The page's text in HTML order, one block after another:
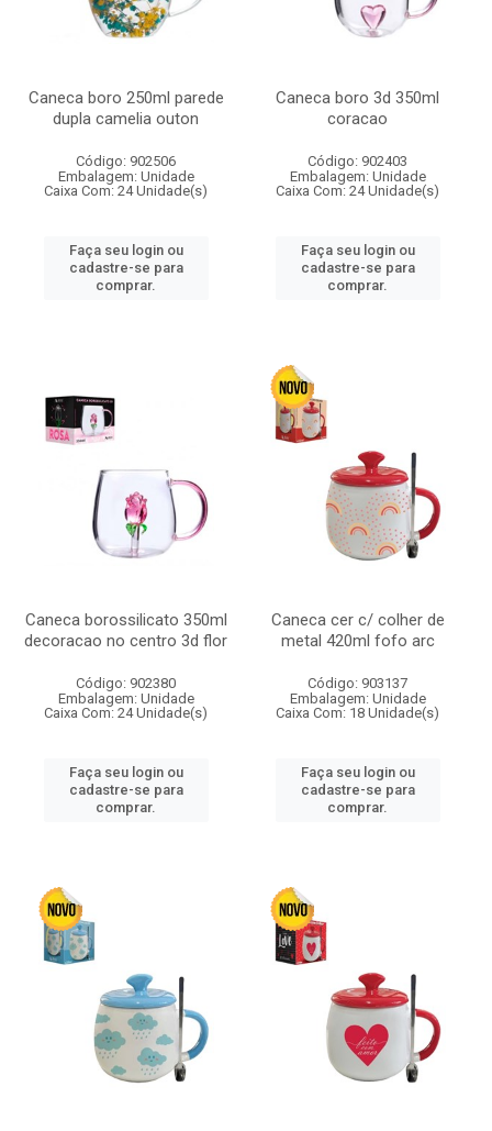
Caneca boro 250ml parede
dupla camelia outon
Código: 902506
Embalagem: Unidade
Caixa Com: 24 Unidade(s)
Faça seu login ou
cadastre-se para
comprar.
Caneca boro 3d 350ml
coracao
Código: 902403
Embalagem: Unidade
Caixa Com: 24 Unidade(s)
Faça seu login ou
cadastre-se para
comprar.
Caneca borossilicato 350ml
decoracao no centro 3d flor
Código: 902380
Embalagem: Unidade
Caixa Com: 24 Unidade(s)
Faça seu login ou
cadastre-se para
comprar.
Caneca cer c/ colher de
metal 420ml fofo arc
Código: 903137
Embalagem: Unidade
Caixa Com: 18 Unidade(s)
Faça seu login ou
cadastre-se para
comprar.